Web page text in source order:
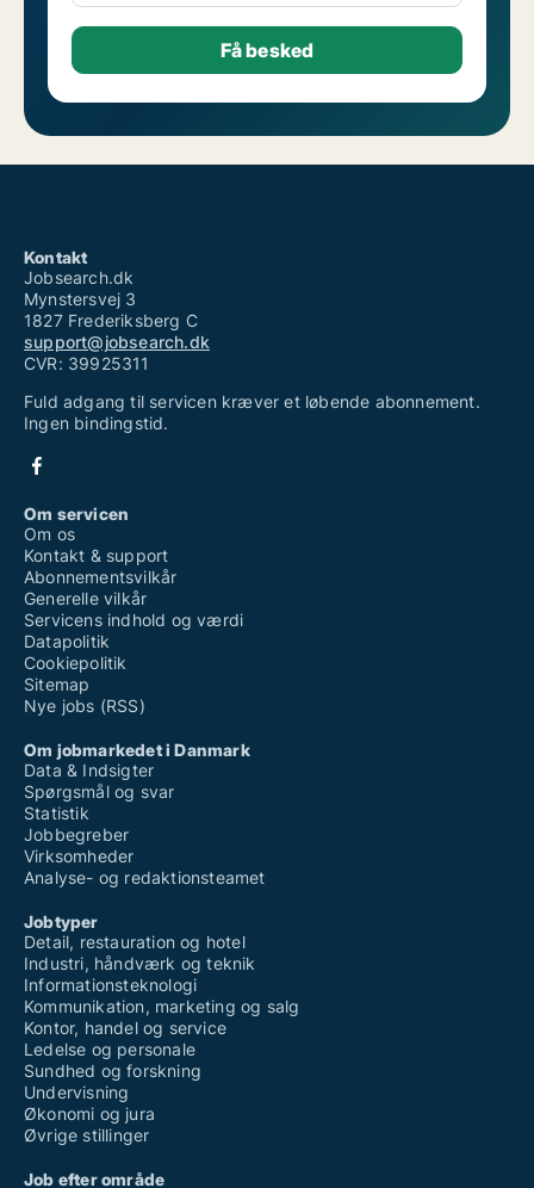
Kontakt
Jobsearch.dk
Mynstersvej 3
1827 Frederiksberg C
support@jobsearch.dk
CVR: 39925311
Fuld adgang til servicen kræver et løbende abonnement.
Ingen bindingstid.
Om servicen
Om os
Kontakt & support
Abonnementsvilkår
Generelle vilkår
Servicens indhold og værdi
Datapolitik
Cookiepolitik
Sitemap
Nye jobs (RSS)
Om jobmarkedet i Danmark
Data & Indsigter
Spørgsmål og svar
Statistik
Jobbegreber
Virksomheder
Analyse- og redaktionsteamet
Jobtyper
Detail, restauration og hotel
Industri, håndværk og teknik
Informationsteknologi
Kommunikation, marketing og salg
Kontor, handel og service
Ledelse og personale
Sundhed og forskning
Undervisning
Økonomi og jura
Øvrige stillinger
Job efter område